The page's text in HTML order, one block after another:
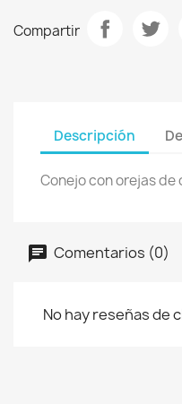
Compartir
Descripción
Conejo con orejas de
Comentarios (0)
No hay reseñas de